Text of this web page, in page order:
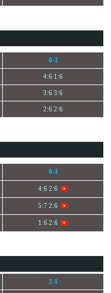
0-3
4:6 1:6
3:6 3:6
2:6 2:6
0-3
4:6 2:6
5:7 2:6
1:6 2:6
2-1